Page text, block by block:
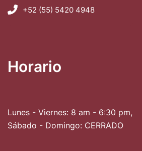
+52 (55) 5420 4948
Horario
Lunes - Viernes: 8 am - 6:30 pm,
Sábado - Domingo: CERRADO